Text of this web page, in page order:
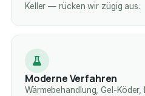
Keller — rücken wir zügig aus.
Moderne Verfahren
Wärmebehandlung, Gel-